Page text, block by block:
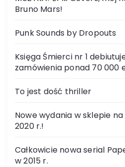
Bruno Mars!
Punk Sounds by Dropouts
Księga Śmierci nr 1
zamówienia ponad 70 000
To jest dość thriller
Nowe wydania w sklepie
2020 r.!
Całkowicie nowa serial
w 2015 r.